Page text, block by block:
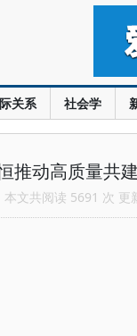
关系 社会学
推动高质量共
本文共阅读 5691 次 更